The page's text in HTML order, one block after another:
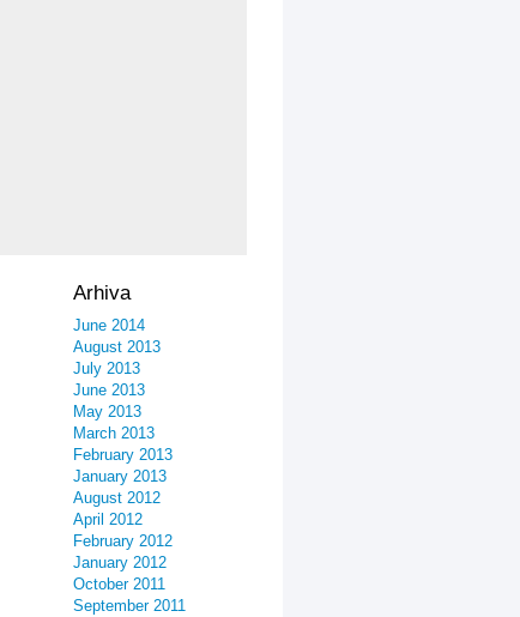
Arhiva
June 2014
August 2013
July 2013
June 2013
May 2013
March 2013
February 2013
January 2013
August 2012
April 2012
February 2012
January 2012
October 2011
September 2011